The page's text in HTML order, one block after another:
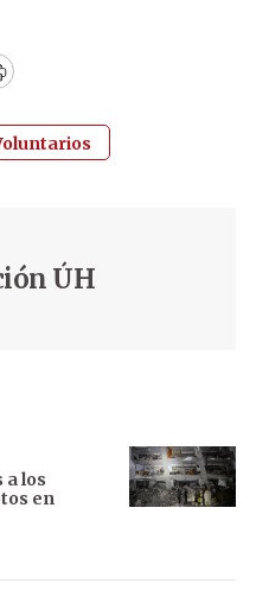
ÚH
a los
en